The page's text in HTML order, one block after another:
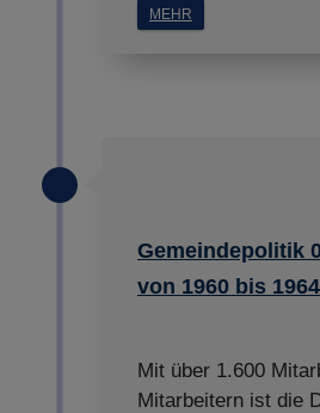
MEHR
Gemeindepolitik
von 1960 bis 1964
Mit über 1.600
Mitarbeitern ist die